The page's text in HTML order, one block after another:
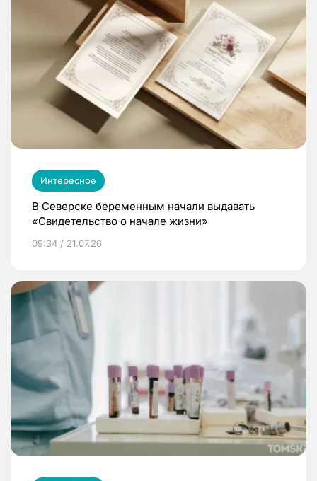
Интересное
В Северске беременным начали выдавать
«Свидетельство о начале жизни»
09:34 / 21.07.26